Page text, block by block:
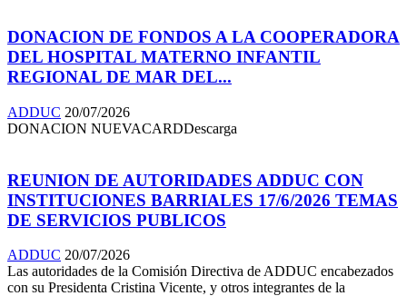
DONACION DE FONDOS A LA COOPERADORA
DEL HOSPITAL MATERNO INFANTIL
REGIONAL DE MAR DEL...
ADDUC 20/07/2026
DONACION NUEVACARDDescarga
REUNION DE AUTORIDADES ADDUC CON
INSTITUCIONES BARRIALES 17/6/2026 TEMAS
DE SERVICIOS PUBLICOS
ADDUC 20/07/2026
Las autoridades de la Comisión Directiva de ADDUC encabezados
con su Presidenta Cristina Vicente, y otros integrantes de la